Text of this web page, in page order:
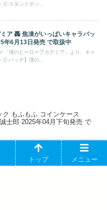
-スタンドポッ...
ア 轟 焦凍がいっぱいキャラバッ
年6月13日発売 で取扱中
「僕のヒーローアカデミア」より、キャ
-バッチ】僕の...
ク もふもふ コインケース
士郎 2025年04月下旬発売 で
コ
トップ メニュー